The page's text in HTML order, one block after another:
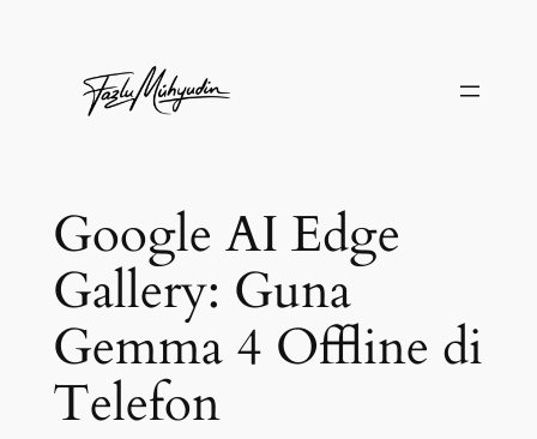
Google AI Edge
Gallery: Guna
Gemma 4 Offline di
Telefon